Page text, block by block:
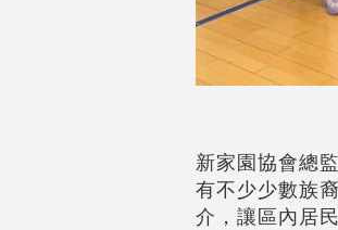
新家園協會總
有不少少數族
介，讓區內居